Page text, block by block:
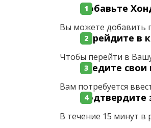
Добавьте
Вы можете добавить
Перейдите в
Чтобы перейти в
Введите
Вам потребуется
Подтвердите
В течение 15 минут в